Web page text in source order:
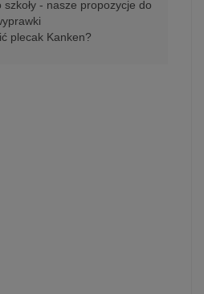
szkoły - nasze propozycje do
plecak Kanken?